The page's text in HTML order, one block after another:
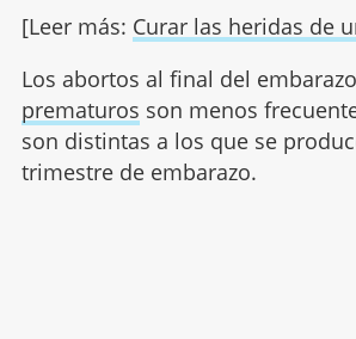
[Leer más: Curar las heridas de
Los abortos al final del
prematuros son menos
son distintas a los que se
trimestre de embarazo.